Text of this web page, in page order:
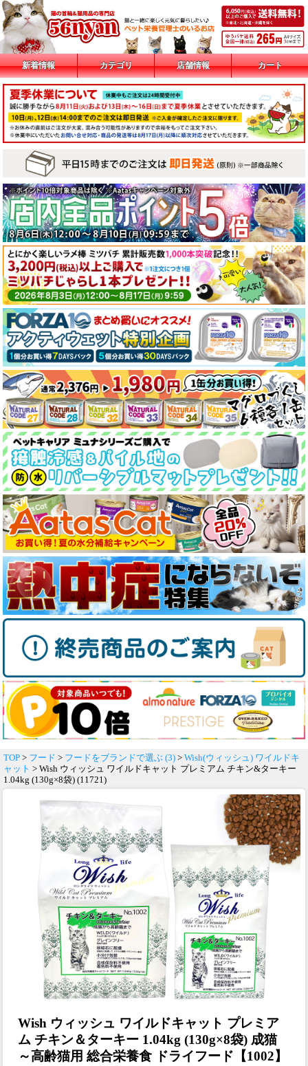
新着情報 カテゴリ 店舗情報 カート
TOP > フード > フードをブランドで選ぶ (3) > Wish(ウィッシュ) ワイルドキ
ャット > Wish ウィッシュ ワイルドキャット プレミアム チキン&ターキー
1.04kg (130g×8袋) (11721)
Wish ウィッシュ ワイルドキャット プレミア
ム チキン＆ターキー 1.04kg (130g×8袋) 成猫
～高齢猫用 総合栄養食 ドライフード【1002】